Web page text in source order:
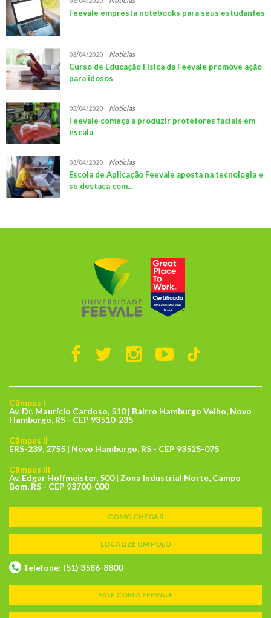
Feevale empresta notebooks para seus estudantes
03/04/2020 Notícias
Curso de Educação Física da Feevale promove ação
para idosos
03/04/2020 Notícias
Feevale começa a produzir protetores faciais em
escala
03/04/2020 Notícias
Escola de Aplicação Feevale aposta na tecnologia e
se destaca com...
Câmpus I
Av. Dr. Maurício Cardoso, 510 | Bairro Hamburgo Velho, Novo
Hamburgo, RS - CEP 93510-235
Câmpus II
ERS-239, 2755 | Novo Hamburgo, RS - CEP 93525-075
Câmpus III
Av. Edgar Hoffmeister, 500 | Zona Industrial Norte, Campo
Bom, RS - CEP 93700-000
COMO CHEGAR
LOCALIZE UM POLO
Telefone: (51) 3586-8800
FALE COM A FEEVALE